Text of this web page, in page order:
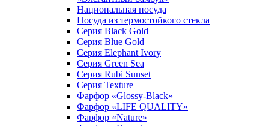
Национальная посуда
Посуда из термостойкого стекла
Серия Black Gold
Серия Blue Gold
Серия Elephant Ivory
Серия Green Sea
Серия Rubi Sunset
Серия Texture
Фарфор «Glossy-Black»
Фарфор «LIFE QUALITY»
Фарфор «Nature»